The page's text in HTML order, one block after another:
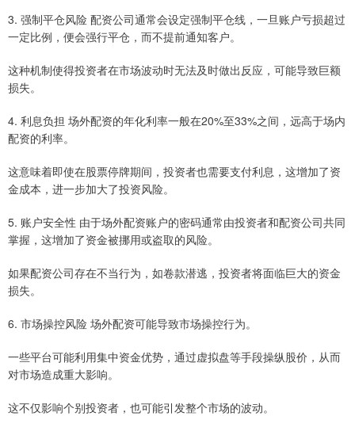
3. 强制平仓风险 配资公司通常会设定强制平仓线，一旦账户亏损超过
一定比例，便会强行平仓，而不提前通知客户。
这种机制使得投资者在市场波动时无法及时做出反应，可能导致巨额
损失。
4. 利息负担 场外配资的年化利率一般在20%至33%之间，远高于场内
配资的利率。
这意味着即使在股票停牌期间，投资者也需要支付利息，这增加了资
金成本，进一步加大了投资风险。
5. 账户安全性 由于场外配资账户的密码通常由投资者和配资公司共同
掌握，这增加了资金被挪用或盗取的风险。
如果配资公司存在不当行为，如卷款潜逃，投资者将面临巨大的资金
损失。
6. 市场操控风险 场外配资可能导致市场操控行为。
一些平台可能利用集中资金优势，通过虚拟盘等手段操纵股价，从而
对市场造成重大影响。
这不仅影响个别投资者，也可能引发整个市场的波动。